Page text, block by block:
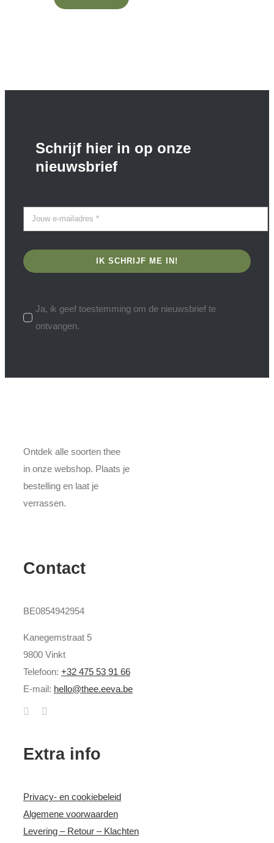
Schrijf hier in op onze
nieuwsbrief
IK SCHRIJF ME IN!
Ja, ik geef toestemming om de nieuwsbrief te
ontvangen.
Ontdek alle soorten thee
in onze webshop. Plaats je
bestelling en laat je
verrassen.
Contact
BE0854942954
Kanegemstraat 5
9800 Vinkt
Telefoon: +32 475 53 91 66
E-mail: hello@thee.eeva.be
Extra info
Privacy- en cookiebeleid
Algemene voorwaarden
Levering – Retour – Klachten